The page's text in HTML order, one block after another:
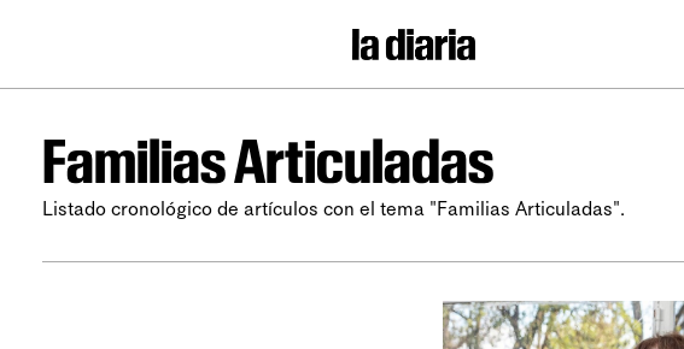
Familias Articuladas
Listado cronológico de artículos con el tema "Familias Articuladas".